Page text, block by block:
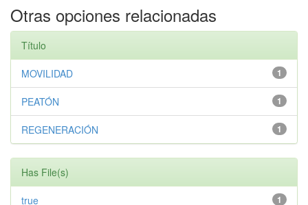
Otras opciones relacionadas
Título
1
MOVILIDAD
1
PEATÓN
1
REGENERACIÓN
Has File(s)
1
true